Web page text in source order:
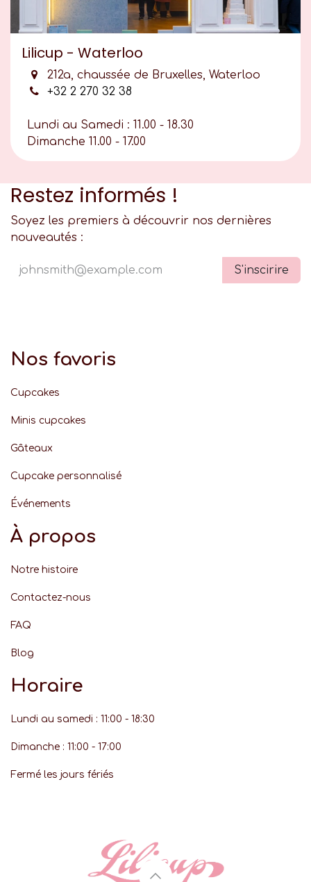
Lilicup - Waterloo
212a, chaussée de Bruxelles, Waterloo
+32 2 270 32 38
Lundi au Samedi : 11.00 - 18.30
Dimanche 11.00 - 17.00
Restez informés !
Soyez les premiers à découvrir nos dernières
nouveautés :
S'inscirire
Nos favoris
Cupcakes
Minis cupcakes
Gâteaux
Cupcake personnalisé
Événements
À propos
Notre histoire
Contactez-nous
FAQ
Blog
Horaire
Lundi au samedi : 11:00 - 18:30
Dimanche : 11:00 - 17:00
Fermé les jours fériés